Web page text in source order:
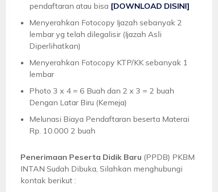
pendaftaran atau bisa [DOWNLOAD DISINI]
Menyerahkan Fotocopy Ijazah sebanyak 2
lembar yg telah dilegalisir (Ijazah Asli
Diperlihatkan)
Menyerahkan Fotocopy KTP/KK sebanyak 1
lembar
Photo 3 x 4 = 6 Buah dan 2 x 3 = 2 buah
Dengan Latar Biru (Kemeja)
Melunasi Biaya Pendaftaran beserta Materai
Rp. 10.000 2 buah
Penerimaan Peserta Didik Baru (PPDB) PKBM
INTAN Sudah Dibuka, Silahkan menghubungi
kontak berikut :